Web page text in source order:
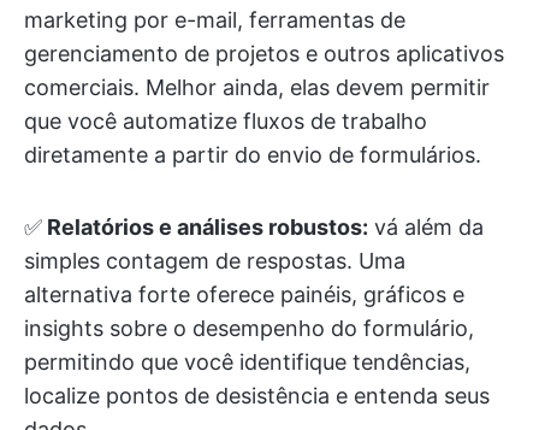
marketing por e-mail, ferramentas de
gerenciamento de projetos e outros aplicativos
comerciais. Melhor ainda, elas devem permitir
que você automatize fluxos de trabalho
diretamente a partir do envio de formulários.
✅ Relatórios e análises robustos: vá além da
simples contagem de respostas. Uma
alternativa forte oferece painéis, gráficos e
insights sobre o desempenho do formulário,
permitindo que você identifique tendências,
localize pontos de desistência e entenda seus